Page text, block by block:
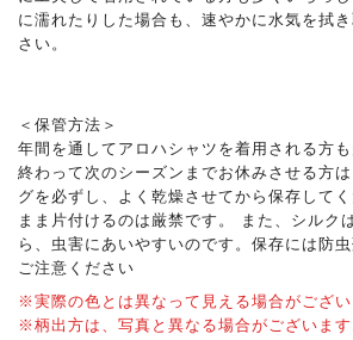
に濡れたりした場合も、速やかに水気を拭
さい。
＜保管方法＞
年間を通してアロハシャツを着用される方
終わって次のシーズンまでお休みさせる方
グを必ずし、よく乾燥させてから保存して
まま片付けるのは厳禁です。 また、シルク
ら、虫害にあいやすいのです。保存には防
ご注意ください
※実際の色とは異なって見える場合がござい
※柄出方は、写真と異なる場合がございます